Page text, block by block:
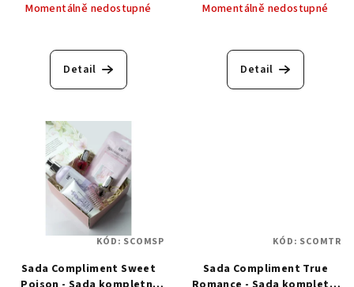
Momentálně nedostupné
Detail
Momentálně nedostupné
Detail
Sada Compliment Sweet
KÓD: SCOMSP
Sada Compliment True
KÓD: SCOMTR